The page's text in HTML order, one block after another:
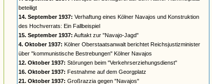
beteiligt
14. September 1937: Verhaftung eines Kölner Navajos und Konstruktion
des Hochverrats: Ein Fallbeispiel
15. September 1937: Auftakt zur "Navajo-Jagd"
4. Oktober 1937: Kölner Oberstaatsanwalt berichtet Reichsjustizminister
über "kommunistische Bestrebungen" Kölner Navajos
12. Oktober 1937: Störungen beim "Verkehrserziehungsdienst"
16. Oktober 1937: Festnahme auf dem Georgplatz
21. Oktober 1937: Großrazzia gegen "Navajos"